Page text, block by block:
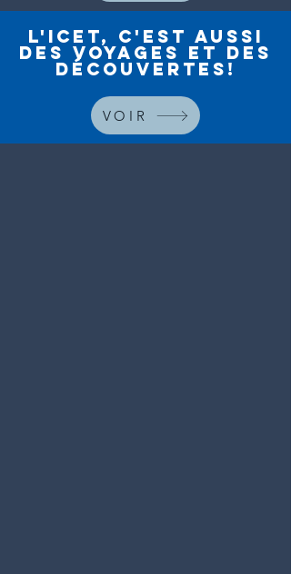
L'ICET, c'est aussi
DES VOYAGES ET DES
DÉCOUVERTES!
VOIR